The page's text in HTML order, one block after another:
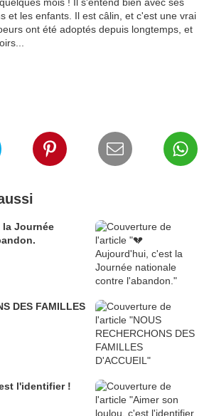
et les enfants. Il est câlin, et c'est une vrai
ont été adoptés depuis longtemps, et
Journée
DES FAMILLES
l'identifier !